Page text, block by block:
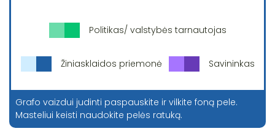
Politikas/ valstybės tarnautojas
Žiniasklaidos priemonė Savininkas
Grafo vaizdui judinti paspauskite ir vilkite foną pele.
Masteliui keisti naudokite pelės ratuką.